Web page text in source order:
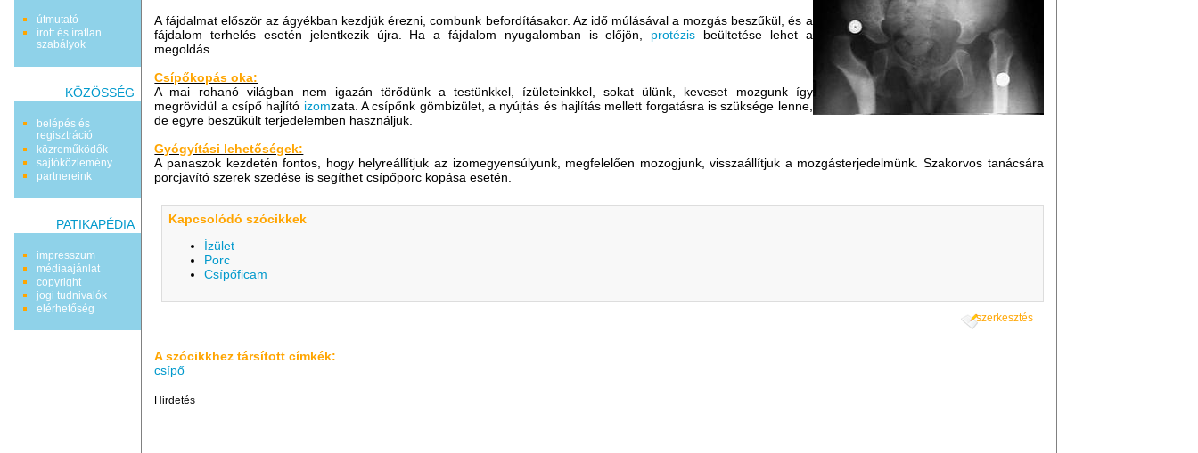
útmutató
írott és íratlan
szabályok
KÖZÖSSÉG
belépés és
regisztráció
közreműködők
sajtóközlemény
partnereink
PATIKAPÉDIA
impresszum
médiaajánlat
copyright
jogi tudnivalók
elérhetőség
A fájdalmat először az ágyékban kezdjük érezni, combunk befordításakor. Az idő múlásával a mozgás beszűkül, és a
fájdalom terhelés esetén jelentkezik újra. Ha a fájdalom nyugalomban is előjön, protézis beültetése lehet a
megoldás.
Csípőkopás oka:
A mai rohanó világban nem igazán törődünk a testünkkel, ízületeinkkel, sokat ülünk, keveset mozgunk így
megrövidül a csípő hajlító izomzata. A csípőnk gömbizület, a nyújtás és hajlítás mellett forgatásra is szüksége lenne,
de egyre beszűkült terjedelemben használjuk.
Gyógyítási lehetőségek:
A panaszok kezdetén fontos, hogy helyreállítjuk az izomegyensúlyunk, megfelelően mozogjunk, visszaállítjuk a mozgásterjedelmünk. Szakorvos tanácsára
porcjavító szerek szedése is segíthet csípőporc kopása esetén.
Kapcsolódó szócikkek
Ízület
Porc
Csípőficam
szerkesztés
A szócikkhez társított címkék:
csípő
Hirdetés